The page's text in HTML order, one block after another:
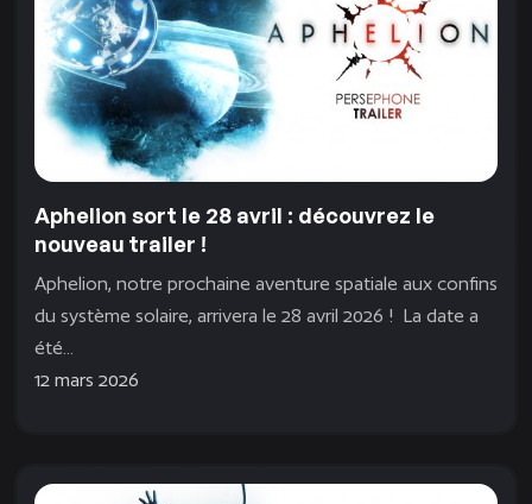
Aphelion sort le 28 avril : découvrez le
nouveau trailer !
Aphelion, notre prochaine aventure spatiale aux confins
du système solaire, arrivera le 28 avril 2026 ! La date a
été...
12 mars 2026